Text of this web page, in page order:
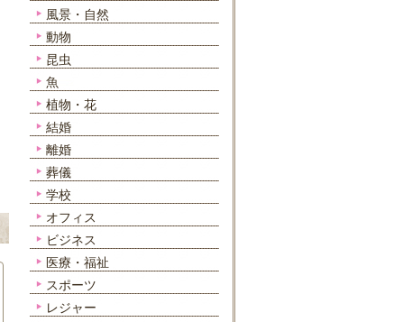
風景・自然
動物
昆虫
魚
植物・花
結婚
離婚
葬儀
学校
オフィス
ビジネス
医療・福祉
スポーツ
レジャー